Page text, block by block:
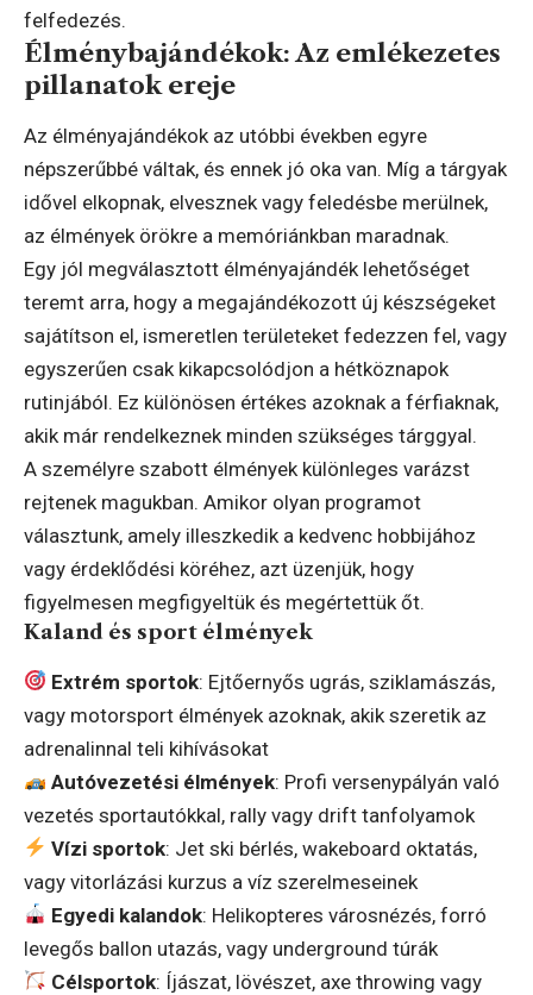
felfedezés.
Élménybajándékok: Az emlékezetes
pillanatok ereje
Az élményajándékok az utóbbi években egyre
népszerűbbé váltak, és ennek jó oka van. Míg a tárgyak
idővel elkopnak, elvesznek vagy feledésbe merülnek,
az élmények örökre a memóriánkban maradnak.
Egy jól megválasztott élményajándék lehetőséget
teremt arra, hogy a megajándékozott új készségeket
sajátítson el, ismeretlen területeket fedezzen fel, vagy
egyszerűen csak kikapcsolódjon a hétköznapok
rutinjából. Ez különösen értékes azoknak a férfiaknak,
akik már rendelkeznek minden szükséges tárggyal.
A személyre szabott élmények különleges varázst
rejtenek magukban. Amikor olyan programot
választunk, amely illeszkedik a kedvenc hobbijához
vagy érdeklődési köréhez, azt üzenjük, hogy
figyelmesen megfigyeltük és megértettük őt.
Kaland és sport élmények
Extrém sportok: Ejtőernyős ugrás, sziklamászás,
vagy motorsport élmények azoknak, akik szeretik az
adrenalinnal teli kihívásokat
Autóvezetési élmények: Profi versenypályán való
vezetés sportautókkal, rally vagy drift tanfolyamok
Vízi sportok: Jet ski bérlés, wakeboard oktatás,
vagy vitorlázási kurzus a víz szerelmeseinek
Egyedi kalandok: Helikopteres városnézés, forró
levegős ballon utazás, vagy underground túrák
Célsportok: Íjászat, lövészet, axe throwing vagy